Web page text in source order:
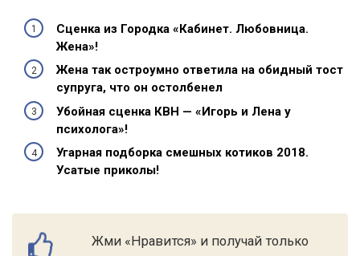
Сценка из Городка «Кабинет. Любовница.
Жена»!
Жена так остроумно ответила на обидный тост
супруга, что он остолбенел
Убойная сценка КВН — «Игорь и Лена у
психолога»!
Угарная подборка смешных котиков 2018.
Усатые приколы!
Жми «Нравится» и получай только